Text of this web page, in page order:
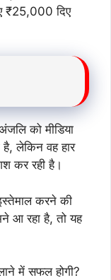
₹25,000 दिए
को मीडिया
लेकिन वह हार
कर रही है।
करने की
आ रहा है, तो यह
में सफल होगी?